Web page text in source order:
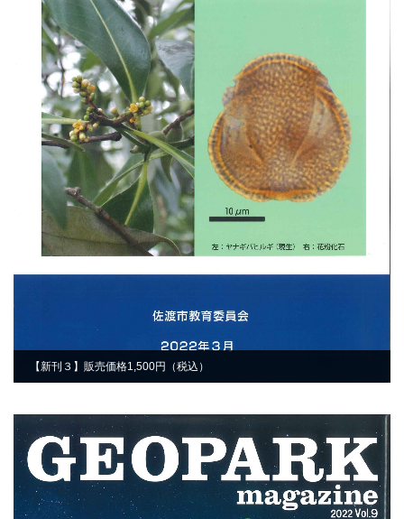
【新刊３】販売価格1,500円（税込）